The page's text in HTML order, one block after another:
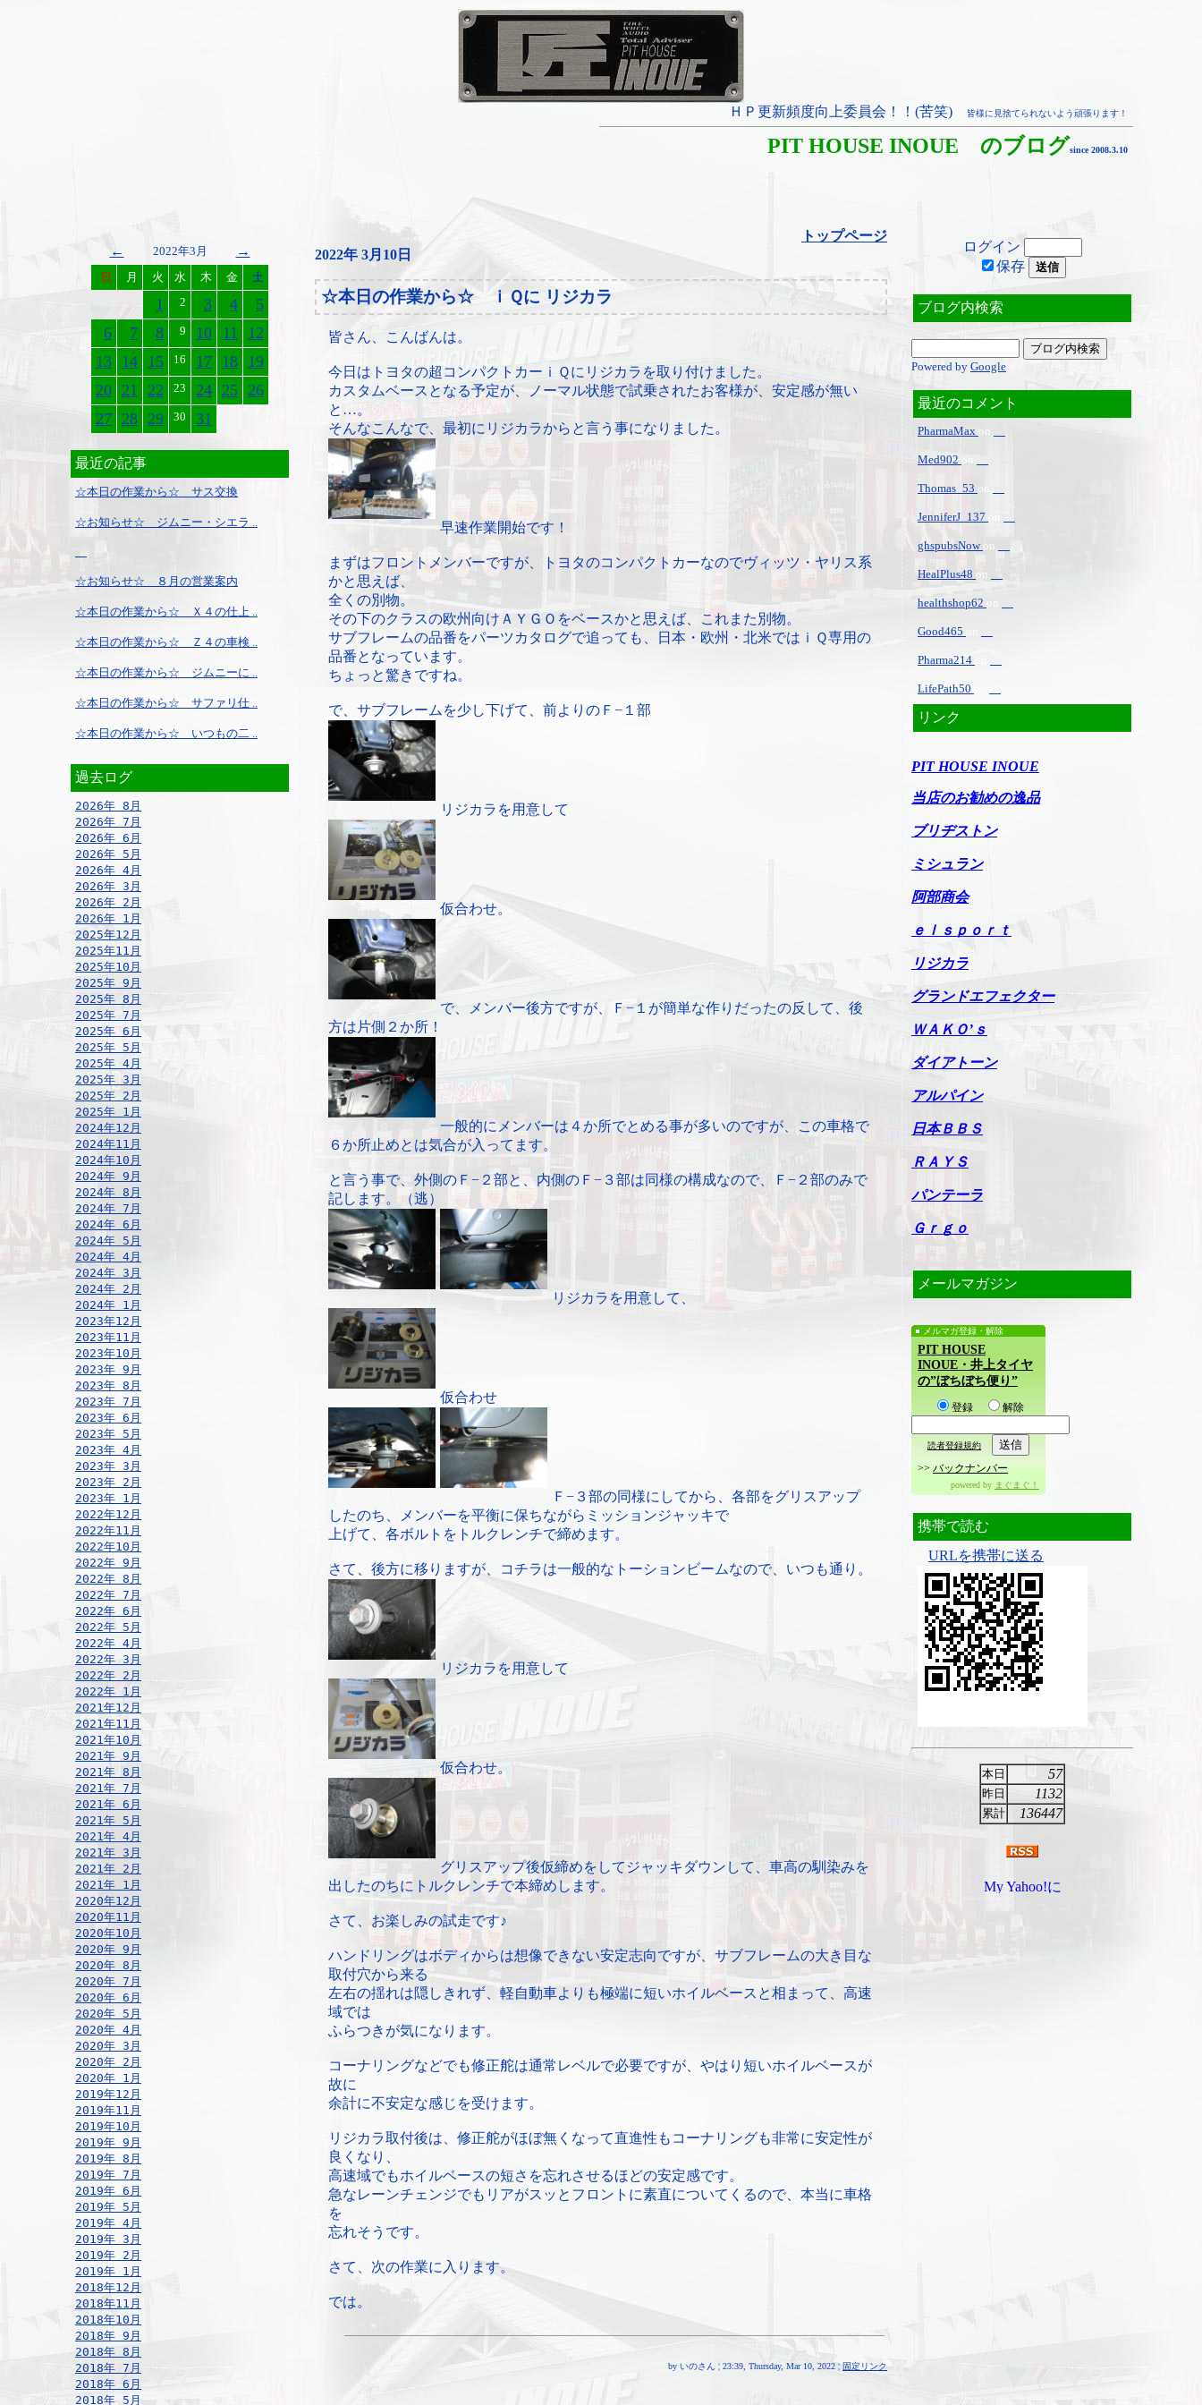
ＨＰ更新頻度向上委員会！！(苦笑) 皆様に見捨てられないよう頑張ります！
PIT HOUSE INOUE のブログsince 2008.3.10
← 2022年3月 →
日 月 火 水 木 金 土
1 2 3 4
5
6
7 8 9 10 11
12
13 14 15 16 17 18 19
20 21 22 23 24 25 26
27 28 29 30 31
最近の記事
☆本日の作業から☆ サス交換
☆お知らせ☆ ジムニー・シエラ ..
☆お知らせ☆ ８月の営業案内
☆本日の作業から☆ Ｘ４の仕上 ..
☆本日の作業から☆ Ｚ４の車検 ..
☆本日の作業から☆ ジムニーに ..
☆本日の作業から☆ サファリ仕 ..
☆本日の作業から☆ いつもの二 ..
過去ログ
2026年 8月
2026年 7月
2026年 6月
2026年 5月
2026年 4月
2026年 3月
2026年 2月
2026年 1月
2025年12月
2025年11月
2025年10月
2025年 9月
2025年 8月
2025年 7月
2025年 6月
2025年 5月
2025年 4月
2025年 3月
2025年 2月
2025年 1月
2024年12月
2024年11月
2024年10月
2024年 9月
2024年 8月
2024年 7月
2024年 6月
2024年 5月
2024年 4月
2024年 3月
2024年 2月
2024年 1月
2023年12月
2023年11月
2023年10月
2023年 9月
2023年 8月
2023年 7月
2023年 6月
2023年 5月
2023年 4月
2023年 3月
2023年 2月
2023年 1月
2022年12月
2022年11月
2022年10月
2022年 9月
2022年 8月
2022年 7月
2022年 6月
2022年 5月
2022年 4月
2022年 3月
2022年 2月
2022年 1月
2021年12月
2021年11月
2021年10月
2021年 9月
2021年 8月
2021年 7月
2021年 6月
2021年 5月
2021年 4月
2021年 3月
2021年 2月
2021年 1月
2020年12月
2020年11月
2020年10月
2020年 9月
2020年 8月
2020年 7月
2020年 6月
2020年 5月
2020年 4月
2020年 3月
2020年 2月
2020年 1月
2019年12月
2019年11月
2019年10月
2019年 9月
2019年 8月
2019年 7月
2019年 6月
2019年 5月
2019年 4月
2019年 3月
2019年 2月
2019年 1月
2018年12月
2018年11月
2018年10月
2018年 9月
2018年 8月
2018年 7月
2018年 6月
2018年 5月
トップページ
2022年 3月10日
☆本日の作業から☆ ｉＱに リジカラ
皆さん、こんばんは。
今日はトヨタの超コンパクトカーｉＱにリジカラを取り付けました。
カスタムベースとなる予定が、ノーマル状態で試乗されたお客様が、安定感が無い
と…。
そんなこんなで、最初にリジカラからと言う事になりました。
早速作業開始です！
まずはフロントメンバーですが、トヨタのコンパクトカーなのでヴィッツ・ヤリス系
かと思えば、
全くの別物。
その下のクラスの欧州向けＡＹＧＯをベースかと思えば、これまた別物。
サブフレームの品番をパーツカタログで追っても、日本・欧州・北米ではｉＱ専用の
品番となっています。
ちょっと驚きですね。
で、サブフレームを少し下げて、前よりのＦ−１部
リジカラを用意して
仮合わせ。
で、メンバー後方ですが、Ｆ−１が簡単な作りだったの反して、後
方は片側２か所！
一般的にメンバーは４か所でとめる事が多いのですが、この車格で
６か所止めとは気合が入ってます。
と言う事で、外側のＦ−２部と、内側のＦ−３部は同様の構成なので、Ｆ−２部のみで
記します。（逃）
リジカラを用意して、
仮合わせ
Ｆ−３部の同様にしてから、各部をグリスアップ
したのち、メンバーを平衡に保ちながらミッションジャッキで
上げて、各ボルトをトルクレンチで締めます。
さて、後方に移りますが、コチラは一般的なトーションビームなので、いつも通り。
リジカラを用意して
仮合わせ。
グリスアップ後仮締めをしてジャッキダウンして、車高の馴染みを
出したのちにトルクレンチで本締めします。
さて、お楽しみの試走です♪
ハンドリングはボディからは想像できない安定志向ですが、サブフレームの大き目な
取付穴から来る
左右の揺れは隠しきれず、軽自動車よりも極端に短いホイルベースと相まって、高速
域では
ふらつきが気になります。
コーナリングなどでも修正舵は通常レベルで必要ですが、やはり短いホイルベースが
故に
余計に不安定な感じを受けます。
リジカラ取付後は、修正舵がほぼ無くなって直進性もコーナリングも非常に安定性が
良くなり、
高速域でもホイルベースの短さを忘れさせるほどの安定感です。
急なレーンチェンジでもリアがスッとフロントに素直についてくるので、本当に車格
を
忘れそうです。
さて、次の作業に入ります。
では。
by いのさん ¦ 23:39, Thursday, Mar 10, 2022 ¦ 固定リンク
ログイン
保存
ブログ内検索
Powered by Google
最近のコメント
PharmaMax on
Med902
Thomas_53 on
JenniferJ_137
ghspubsNow on
HealPlus48 on
healthshop62 on
Good465
Pharma214
LifePath50
リンク
PIT HOUSE INOUE
当店のお勧めの逸品
ブリヂストン
ミシュラン
阿部商会
ｅｌｓｐｏｒｔ
リジカラ
グランドエフェクター
ＷＡＫＯ’ｓ
ダイアトーン
アルパイン
日本ＢＢＳ
ＲＡＹＳ
パンテーラ
Ｇｒｇｏ
メールマガジン
メルマガ登録・解除
PIT HOUSE
INOUE・井上タイヤ
の”ぼちぼち便り”
登録 解除
読者登録規約
>> バックナンバー
powered by まぐまぐ！
携帯で読む
URLを携帯に送る
本日 57
昨日 1132
累計 136447